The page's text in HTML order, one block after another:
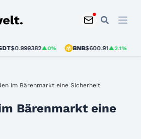
▲0% BNB$600.91▲2.1%
im Bärenmarkt eine Sicherheit
Bärenmarkt eine